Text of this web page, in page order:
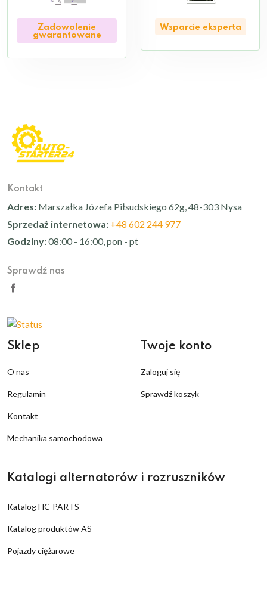
Zadowolenie
gwarantowane
Wsparcie eksperta
Kontakt
Adres: Marszałka Józefa Piłsudskiego 62g, 48-303 Nysa
Sprzedaż internetowa: +48 602 244 977
Godziny:08:00 - 16:00, pon - pt
Sprawdź nas
Sklep
O nas
Regulamin
Kontakt
Mechanika samochodowa
Twoje konto
Zaloguj się
Sprawdź koszyk
Katalogi alternatorów i rozruszników
Katalog HC-PARTS
Katalog produktów AS
Pojazdy ciężarowe